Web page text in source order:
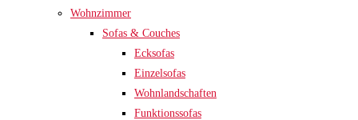
Wohnzimmer
Sofas & Couches
Ecksofas
Einzelsofas
Wohnlandschaften
Funktionssofas